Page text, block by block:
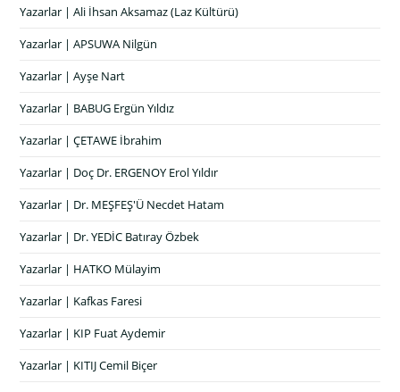
Yazarlar | Ali İhsan Aksamaz (Laz Kültürü)
Yazarlar | APSUWA Nilgün
Yazarlar | Ayşe Nart
Yazarlar | BABUG Ergün Yıldız
Yazarlar | ÇETAWE İbrahim
Yazarlar | Doç Dr. ERGENOY Erol Yıldır
Yazarlar | Dr. MEŞFEŞ'Ü Necdet Hatam
Yazarlar | Dr. YEDİC Batıray Özbek
Yazarlar | HATKO Mülayim
Yazarlar | Kafkas Faresi
Yazarlar | KIP Fuat Aydemir
Yazarlar | KITIJ Cemil Biçer